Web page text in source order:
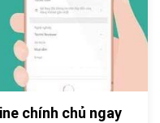
chính chủ ngay